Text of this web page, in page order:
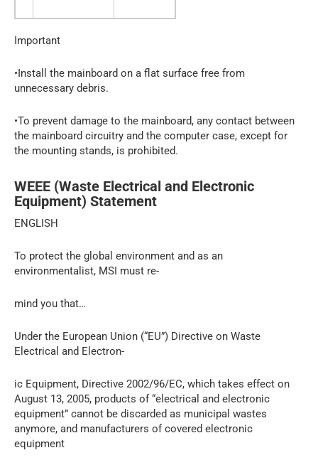
Important
•Install the mainboard on a flat surface free from
unnecessary debris.
•To prevent damage to the mainboard, any contact between
the mainboard circuitry and the computer case, except for
the mounting stands, is prohibited.
WEEE (Waste Electrical and Electronic
Equipment) Statement
ENGLISH
To protect the global environment and as an
environmentalist, MSI must re-
mind you that…
Under the European Union (“EU”) Directive on Waste
Electrical and Electron-
ic Equipment, Directive 2002/96/EC, which takes effect on
August 13, 2005, products of “electrical and electronic
equipment” cannot be discarded as municipal wastes
anymore, and manufacturers of covered electronic
equipment